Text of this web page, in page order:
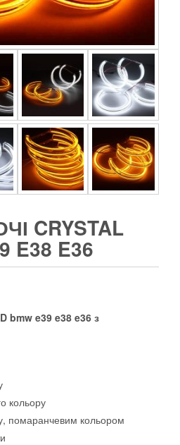
CRYSTAL
E38 E36
bmw e39 e38 e36 з
кольору
помаранчевим кольором